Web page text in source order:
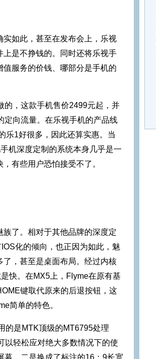
如此，甚至在发布会上，乐视
是不挣钱的。同时还将乐视手
服务的价钱、哪部分是手机的
的，这款手机售价2499元起，并
定向流量。在乐视手机的产品线
乐1好很多，因此还算实惠。当
机深度定制的系统本身几乎是一
有些用户恐怕接受不了。
了。相对于其他品牌的深度定
化的倾向，也正因为如此，魅
，甚至是桌面布局。经过内核
快。在MX5上，Flyme在原有基
键取代原来的后退按钮，这
简单的特色。
的是MTK顶级的MT6795处理
以轻松应对绝大多数情况下的使
幕，二是换成了标注的16：9长宽